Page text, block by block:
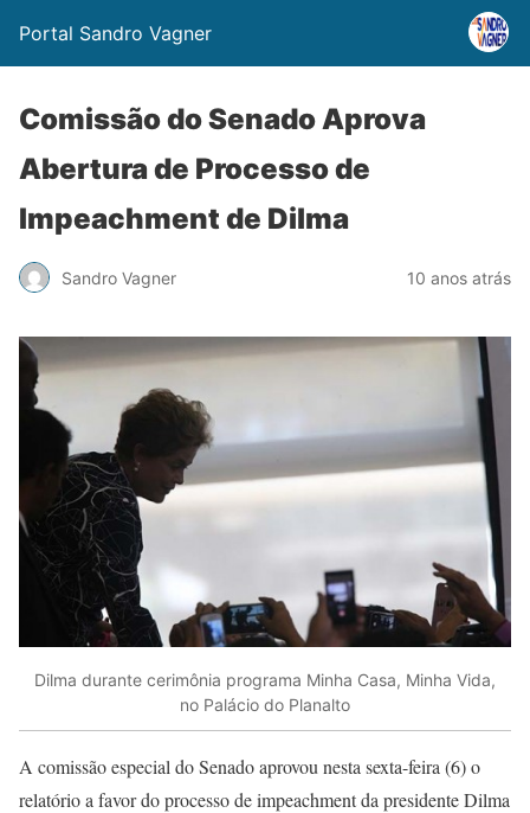
Portal Sandro Vagner
Comissão do Senado Aprova
Abertura de Processo de
Impeachment de Dilma
Sandro Vagner 10 anos atrás
Dilma durante cerimônia programa Minha Casa, Minha Vida,
no Palácio do Planalto
A comissão especial do Senado aprovou nesta sexta-feira (6) o
relatório a favor do processo de impeachment da presidente Dilma